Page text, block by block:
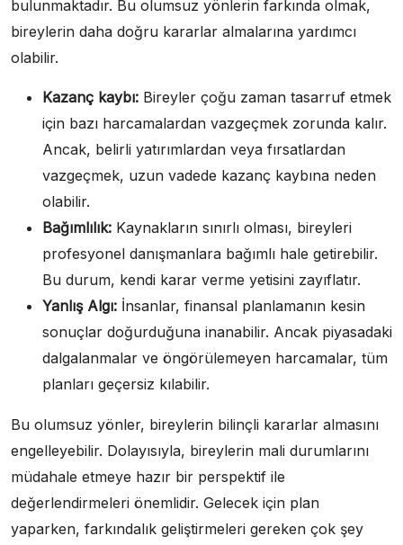
bulunmaktadır. Bu olumsuz yönlerin farkında olmak,
bireylerin daha doğru kararlar almalarına yardımcı
olabilir.
Kazanç kaybı: Bireyler çoğu zaman tasarruf etmek
için bazı harcamalardan vazgeçmek zorunda kalır.
Ancak, belirli yatırımlardan veya fırsatlardan
vazgeçmek, uzun vadede kazanç kaybına neden
olabilir.
Bağımlılık: Kaynakların sınırlı olması, bireyleri
profesyonel danışmanlara bağımlı hale getirebilir.
Bu durum, kendi karar verme yetisini zayıflatır.
Yanlış Algı: İnsanlar, finansal planlamanın kesin
sonuçlar doğurduğuna inanabilir. Ancak piyasadaki
dalgalanmalar ve öngörülemeyen harcamalar, tüm
planları geçersiz kılabilir.
Bu olumsuz yönler, bireylerin bilinçli kararlar almasını
engelleyebilir. Dolayısıyla, bireylerin mali durumlarını
müdahale etmeye hazır bir perspektif ile
değerlendirmeleri önemlidir. Gelecek için plan
yaparken, farkındalık geliştirmeleri gereken çok şey